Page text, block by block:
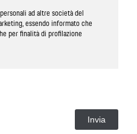
ad altre società del
essendo informato che
per finalità di profilazione
Invia